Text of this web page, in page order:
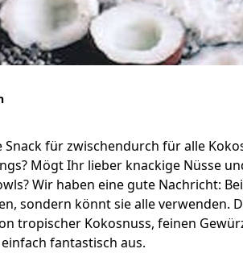
für zwischendurch für alle
Mögt Ihr lieber knackige Nüsse
Wir haben eine gute Nachricht:
sondern könnt sie alle verwenden.
tropischer Kokosnuss, feinen
fantastisch aus.